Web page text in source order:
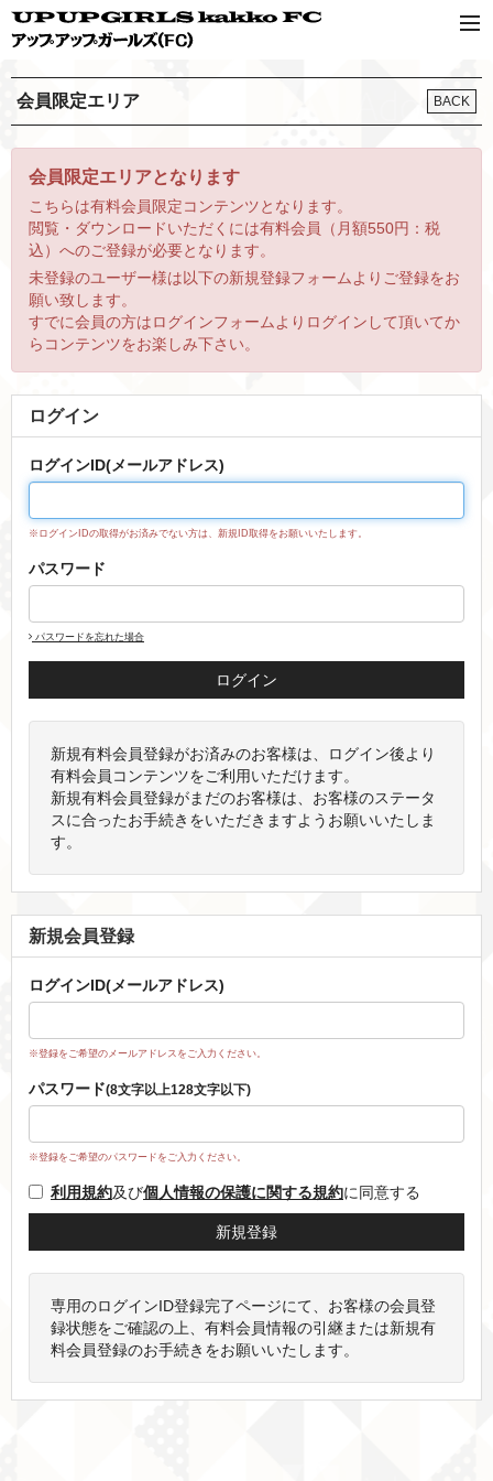
会員限定エリア BACK
会員限定エリアとなります
こちらは有料会員限定コンテンツとなります。
閲覧・ダウンロードいただくには有料会員（月額550円：税
込）へのご登録が必要となります。
未登録のユーザー様は以下の新規登録フォームよりご登録をお
願い致します。
すでに会員の方はログインフォームよりログインして頂いてか
らコンテンツをお楽しみ下さい。
ログイン
ログインID(メールアドレス)
※ログインIDの取得がお済みでない方は、新規ID取得をお願いいたします。
パスワード
パスワードを忘れた場合
新規有料会員登録がお済みのお客様は、ログイン後より
有料会員コンテンツをご利用いただけます。
新規有料会員登録がまだのお客様は、お客様のステータ
スに合ったお手続きをいただきますようお願いいたしま
す。
新規会員登録
ログインID(メールアドレス)
※登録をご希望のメールアドレスをご入力ください。
パスワード(8文字以上128文字以下)
※登録をご希望のパスワードをご入力ください。
利用規約及び個人情報の保護に関する規約に同意する
専用のログインID登録完了ページにて、お客様の会員登
録状態をご確認の上、有料会員情報の引継または新規有
料会員登録のお手続きをお願いいたします。